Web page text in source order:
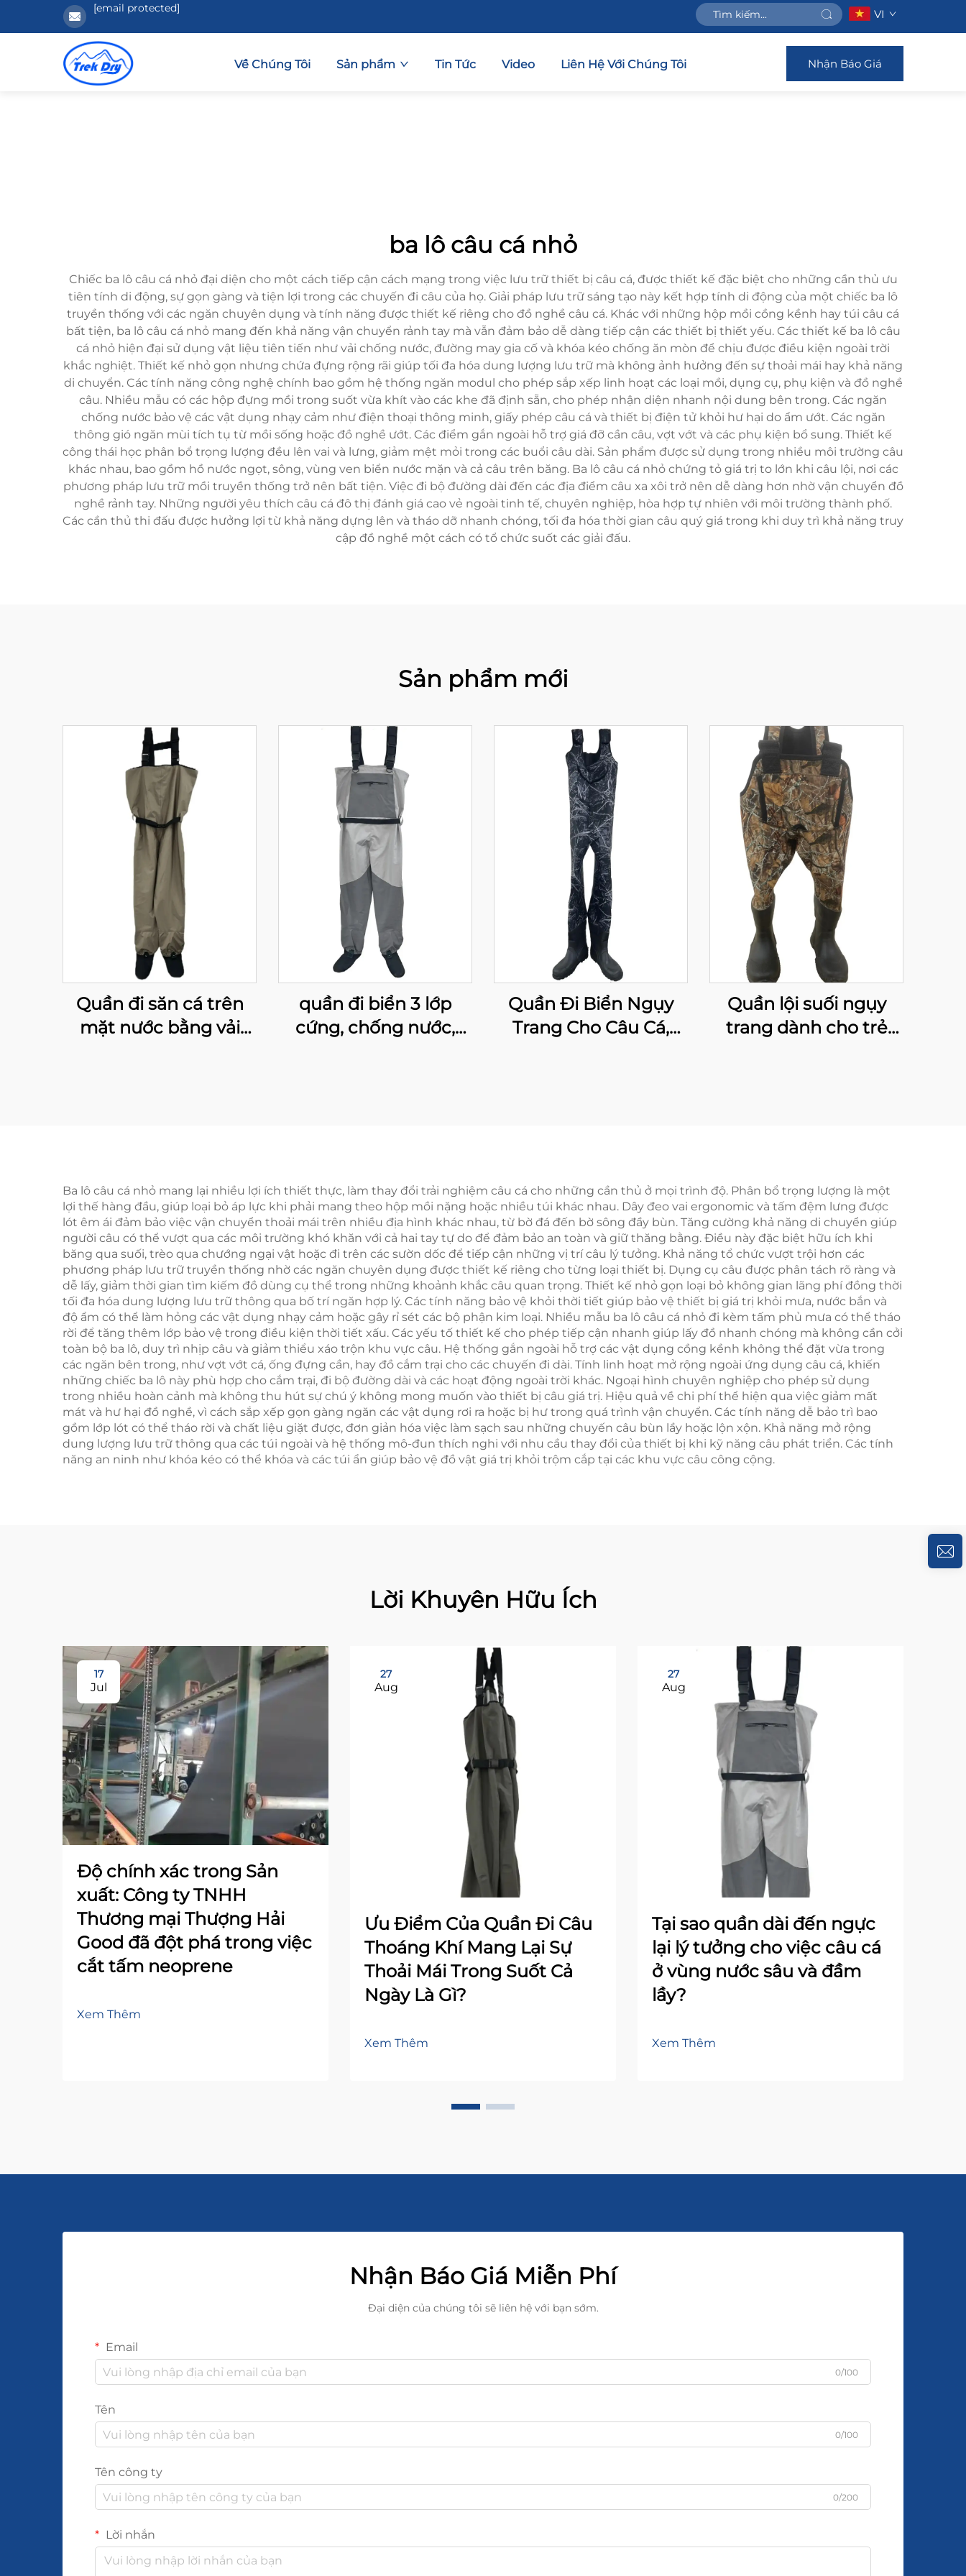
[email protected] VI
Về Chúng Tôi Sản phẩm Tin Tức Video Liên Hệ Với Chúng Tôi Nhận Báo Giá
ba lô câu cá nhỏ
Chiếc ba lô câu cá nhỏ đại diện cho một cách tiếp cận cách mạng trong việc lưu trữ thiết bị câu cá, được thiết kế đặc biệt cho những cần thủ ưu
tiên tính di động, sự gọn gàng và tiện lợi trong các chuyến đi câu của họ. Giải pháp lưu trữ sáng tạo này kết hợp tính di động của một chiếc ba lô
truyền thống với các ngăn chuyên dụng và tính năng được thiết kế riêng cho đồ nghề câu cá. Khác với những hộp mồi cồng kềnh hay túi câu cá
bất tiện, ba lô câu cá nhỏ mang đến khả năng vận chuyển rảnh tay mà vẫn đảm bảo dễ dàng tiếp cận các thiết bị thiết yếu. Các thiết kế ba lô câu
cá nhỏ hiện đại sử dụng vật liệu tiên tiến như vải chống nước, đường may gia cố và khóa kéo chống ăn mòn để chịu được điều kiện ngoài trời
khắc nghiệt. Thiết kế nhỏ gọn nhưng chứa đựng rộng rãi giúp tối đa hóa dung lượng lưu trữ mà không ảnh hưởng đến sự thoải mái hay khả năng
di chuyển. Các tính năng công nghệ chính bao gồm hệ thống ngăn modul cho phép sắp xếp linh hoạt các loại mồi, dụng cụ, phụ kiện và đồ nghề
câu. Nhiều mẫu có các hộp đựng mồi trong suốt vừa khít vào các khe đã định sẵn, cho phép nhận diện nhanh nội dung bên trong. Các ngăn
chống nước bảo vệ các vật dụng nhạy cảm như điện thoại thông minh, giấy phép câu cá và thiết bị điện tử khỏi hư hại do ẩm ướt. Các ngăn
thông gió ngăn mùi tích tụ từ mồi sống hoặc đồ nghề ướt. Các điểm gắn ngoài hỗ trợ giá đỡ cần câu, vợt vớt và các phụ kiện bổ sung. Thiết kế
công thái học phân bổ trọng lượng đều lên vai và lưng, giảm mệt mỏi trong các buổi câu dài. Sản phẩm được sử dụng trong nhiều môi trường câu
khác nhau, bao gồm hồ nước ngọt, sông, vùng ven biển nước mặn và cả câu trên băng. Ba lô câu cá nhỏ chứng tỏ giá trị to lớn khi câu lội, nơi các
phương pháp lưu trữ mồi truyền thống trở nên bất tiện. Việc đi bộ đường dài đến các địa điểm câu xa xôi trở nên dễ dàng hơn nhờ vận chuyển đồ
nghề rảnh tay. Những người yêu thích câu cá đô thị đánh giá cao vẻ ngoài tinh tế, chuyên nghiệp, hòa hợp tự nhiên với môi trường thành phố.
Các cần thủ thi đấu được hưởng lợi từ khả năng dựng lên và tháo dỡ nhanh chóng, tối đa hóa thời gian câu quý giá trong khi duy trì khả năng truy
cập đồ nghề một cách có tổ chức suốt các giải đấu.
Sản phẩm mới
Quần đi săn cá trên
mặt nước bằng vải
quần đi biển 3 lớp
cứng, chống nước,
Quần Đi Biển Ngụy
Trang Cho Câu Cá,
Quần lội suối ngụy
trang dành cho trẻ
Ba lô câu cá nhỏ mang lại nhiều lợi ích thiết thực, làm thay đổi trải nghiệm câu cá cho những cần thủ ở mọi trình độ. Phân bổ trọng lượng là một
lợi thế hàng đầu, giúp loại bỏ áp lực khi phải mang theo hộp mồi nặng hoặc nhiều túi khác nhau. Dây đeo vai ergonomic và tấm đệm lưng được
lót êm ái đảm bảo việc vận chuyển thoải mái trên nhiều địa hình khác nhau, từ bờ đá đến bờ sông đầy bùn. Tăng cường khả năng di chuyển giúp
người câu có thể vượt qua các môi trường khó khăn với cả hai tay tự do để đảm bảo an toàn và giữ thăng bằng. Điều này đặc biệt hữu ích khi
băng qua suối, trèo qua chướng ngại vật hoặc đi trên các sườn dốc để tiếp cận những vị trí câu lý tưởng. Khả năng tổ chức vượt trội hơn các
phương pháp lưu trữ truyền thống nhờ các ngăn chuyên dụng được thiết kế riêng cho từng loại thiết bị. Dụng cụ câu được phân tách rõ ràng và
dễ lấy, giảm thời gian tìm kiếm đồ dùng cụ thể trong những khoảnh khắc câu quan trọng. Thiết kế nhỏ gọn loại bỏ không gian lãng phí đồng thời
tối đa hóa dung lượng lưu trữ thông qua bố trí ngăn hợp lý. Các tính năng bảo vệ khỏi thời tiết giúp bảo vệ thiết bị giá trị khỏi mưa, nước bắn và
độ ẩm có thể làm hỏng các vật dụng nhạy cảm hoặc gây rỉ sét các bộ phận kim loại. Nhiều mẫu ba lô câu cá nhỏ đi kèm tấm phủ mưa có thể tháo
rời để tăng thêm lớp bảo vệ trong điều kiện thời tiết xấu. Các yếu tố thiết kế cho phép tiếp cận nhanh giúp lấy đồ nhanh chóng mà không cần cởi
toàn bộ ba lô, duy trì nhịp câu và giảm thiểu xáo trộn khu vực câu. Hệ thống gắn ngoài hỗ trợ các vật dụng cồng kềnh không thể đặt vừa trong
các ngăn bên trong, như vợt vớt cá, ống đựng cần, hay đồ cắm trại cho các chuyến đi dài. Tính linh hoạt mở rộng ngoài ứng dụng câu cá, khiến
những chiếc ba lô này phù hợp cho cắm trại, đi bộ đường dài và các hoạt động ngoài trời khác. Ngoại hình chuyên nghiệp cho phép sử dụng
trong nhiều hoàn cảnh mà không thu hút sự chú ý không mong muốn vào thiết bị câu giá trị. Hiệu quả về chi phí thể hiện qua việc giảm mất
mát và hư hại đồ nghề, vì cách sắp xếp gọn gàng ngăn các vật dụng rơi ra hoặc bị hư trong quá trình vận chuyển. Các tính năng dễ bảo trì bao
gồm lớp lót có thể tháo rời và chất liệu giặt được, đơn giản hóa việc làm sạch sau những chuyến câu bùn lầy hoặc lộn xộn. Khả năng mở rộng
dung lượng lưu trữ thông qua các túi ngoài và hệ thống mô-đun thích nghi với nhu cầu thay đổi của thiết bị khi kỹ năng câu phát triển. Các tính
năng an ninh như khóa kéo có thể khóa và các túi ẩn giúp bảo vệ đồ vật giá trị khỏi trộm cắp tại các khu vực câu công cộng.
Lời Khuyên Hữu Ích
17
Jul
Độ chính xác trong Sản
xuất: Công ty TNHH
Thương mại Thượng Hải
Good đã đột phá trong việc
cắt tấm neoprene
Xem Thêm
27
Aug
Ưu Điểm Của Quần Đi Câu
Thoáng Khí Mang Lại Sự
Thoải Mái Trong Suốt Cả
Ngày Là Gì?
Xem Thêm
27
Aug
Tại sao quần dài đến ngực
lại lý tưởng cho việc câu cá
ở vùng nước sâu và đầm
lầy?
Xem Thêm
Nhận Báo Giá Miễn Phí
Đại diện của chúng tôi sẽ liên hệ với bạn sớm.
Email
0/100
Tên
0/100
Tên công ty
0/200
Lời nhắn